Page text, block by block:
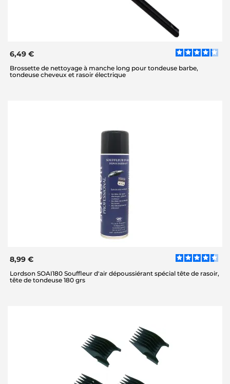
6,49 €
Brossette de nettoyage à manche long pour tondeuse barbe,
tondeuse cheveux et rasoir électrique
8,99 €
Lordson SOAI180 Souffleur d'air dépoussiérant spécial tête de rasoir,
tête de tondeuse 180 grs